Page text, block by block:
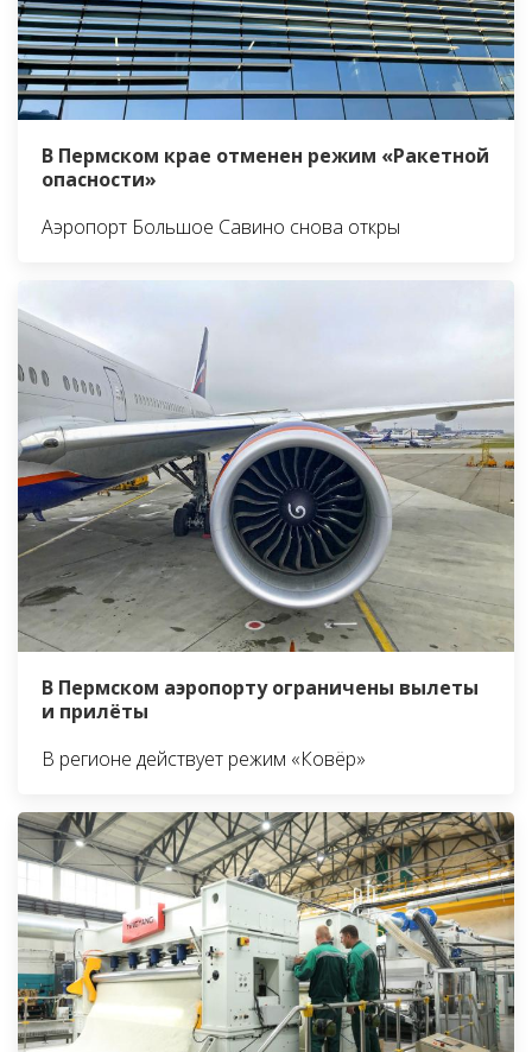
В Пермском крае отменен режим «Ракетной
опасности»
Аэропорт Большое Савино снова откры
В Пермском аэропорту ограничены вылеты
и прилёты
В регионе действует режим «Ковёр»